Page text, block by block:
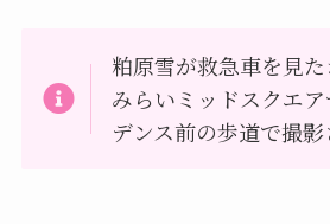
粕原雪が救急車を見
みらいミッドスクエ
デンス前の歩道で撮影